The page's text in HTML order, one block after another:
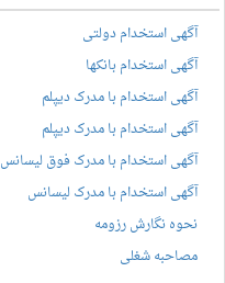
آگهی استخدام دولتی
آگهی استخدام بانکها
آگهی استخدام با مدرک دیپلم
آگهی استخدام با مدرک دیپلم
آگهی استخدام با مدرک فوق لیسانس
آگهی استخدام با مدرک لیسانس
نحوه نگارش رزومه
مصاحبه شغلی